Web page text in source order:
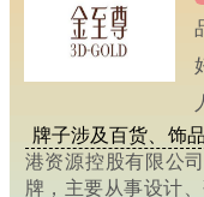
牌子涉及百货、饰
港资源控股有限公
牌，主要从事设计